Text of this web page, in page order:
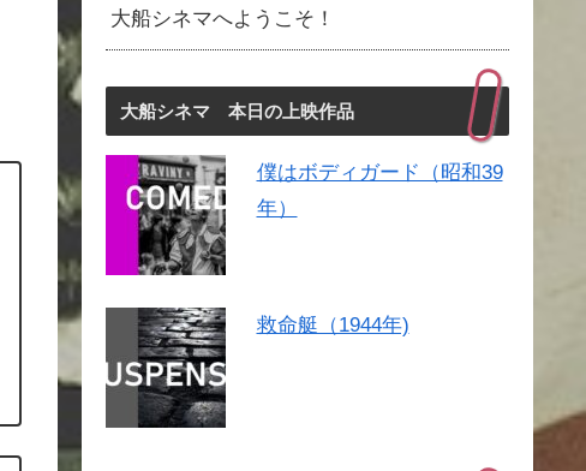
大船シネマへようこそ！
大船シネマ 本日の上映作品
僕はボディガード（昭和39
年）
救命艇（1944年)